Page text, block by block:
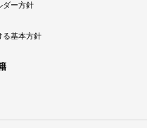
ダー方針
る基本方針